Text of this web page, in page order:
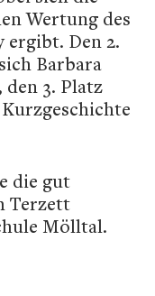
Wertung des
ergibt. Den 2.
Barbara
3. Platz
die gut
Terzett
Mölltal.